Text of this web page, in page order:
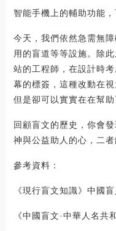
智能手機上的輔助功能
今天，我們依然急需無
用的盲道等等設施。除
站的工程師，在設計時
幕的標簽，這種改動在
但是卻可以實實在在幫助
回顧盲文的歷史，你會
神與公益助人的心，二者
參考資料：
《現行盲文知識》中國
《中國盲文·中華人名